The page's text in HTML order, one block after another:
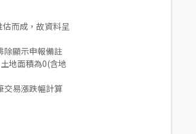
而成，故資料呈
除顯示申報備註
地面積為0(含地
交易漲跌幅計算